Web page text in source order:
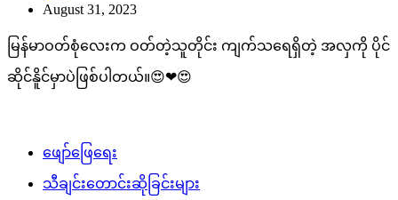
August 31, 2023
မြန်မာဝတ်စုံလေးက ဝတ်တဲ့သူတိုင်း ကျက်သရေရှိတဲ့ အလှကို ပိုင်
ဆိုင်နိူင်မှာပဲဖြစ်ပါတယ်။😍❤😍
ဖျော်ဖြေရေး
သီချင်းတောင်းဆိုခြင်းများ